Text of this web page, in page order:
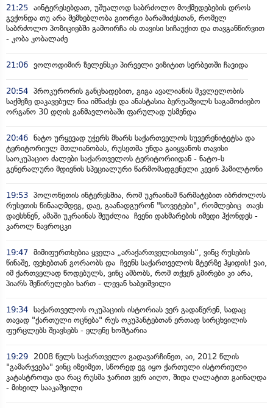
21:25 აინტერესებდათ, უშუალოდ საბრძოლო მოქმედებების დროს
გვქონდა თუ არა შემხებლობა გიორგი ბარამიძესთან, რომელ
საბრძოლო პოზიციებში გამოირჩა ის თავისი სიჩაუქით და თავგანწირვით
- კობა კობალაძე
21:06 ვოლოდიმირ ზელენსკი პირველი ვიზიტით სერბეთში ჩავიდა
20:54 პროკურორის განცხადებით, გიგა ავალიანის მკვლელობის
საქმეზე დაკავებულ ნია იმნაძეს და ანასტასია ბერუაშვილს საგამოძიებო
ორგანო 30 დღის განმავლობაში ფარულად უსმენდა
20:46 ნატო ურყევად უჭერს მხარს საქართველოს სუვერენიტეტსა და
ტერიტორიულ მთლიანობას, რუსეთმა უნდა გაიყვანოს თავისი
საოკუპაციო ძალები საქართველოს ტერიტორიიდან - ნატო-ს
გენერალური მდივნის სპეციალური წარმომადგენელი კევინ ჰამილტონი
19:53 პოლონეთის ინტერესშია, რომ უკრაინამ წარმატებით იბრძოლოს
რუსეთის წინააღმდეგ, დაე, გაანადგურონ "სოვეტები", რომლებიც თავს
დაესხნენ, ამაში უკრაინას შეუძლია ჩვენი დახმარების იმედი ჰქონდეს -
კაროლ ნავროცკი
19:47 მიმიფურთხებია ყველა „არაქართველისთვის“, ვინც რუსების
წინაშე, ფეხებთან გორაობს და ჩვენს საქართველოს მტერზე ჰყიდის! ვაი,
იმ ქართველად წოდებულს, ვინც ამბობს, რომ თქვენ გმირები კი არა,
პიარს შეწირულები ხართ - ლევან ხაბეიშვილი
19:34 საქართველოს ოკუპაციის ისტორიას ვერ გადაწერენ, სადაც
თავად "ქართული ოცნება" რუს ოკუპანტებთან ერთად სირცხვილის
ფურცლებს შეავსებს - ელენე ხოშტარია
19:29
2008 წელს საქართველო გადავარჩინეთ, აი, 2012 წლის
"გამარჯვება" ვინც იზეიმეთ, სწორედ ეგ იყო ქართული ისტორიული
კატასტროფა და რაც რუსმა ჯარით ვერ აიღო, შიდა ღალატით გაინაღდა
- მიხეილ სააკაშვილი